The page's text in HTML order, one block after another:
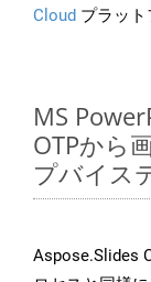
Cloud プラット
MS
OTPから
プバイス
Aspose.Slides